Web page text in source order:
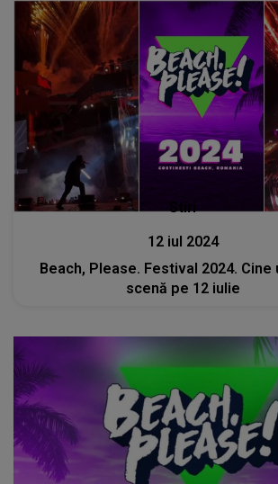
Stiri
12 iul 2024
Beach, Please. Festival 2024. Cine
scenă pe 12 iulie